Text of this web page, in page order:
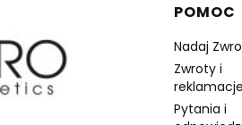
Linki
POMOC
Nadaj
Zwroty i
Pytania i